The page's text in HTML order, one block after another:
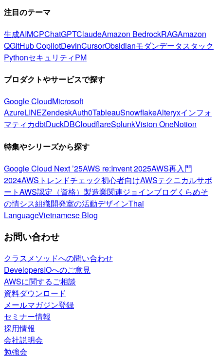
注目のテーマ
生成AIMCPChatGPTClaudeAmazon BedrockRAGAmazon
QGitHub CopilotDevinCursorObsidianモダンデータスタック
PythonセキュリティPM
プロダクトやサービスで探す
Google CloudMicrosoft
AzureLINEZendeskAuth0TableauSnowflakeAlteryxインフォ
マティカdbtDuckDBCloudflareSplunkVision OneNotion
特集やシリーズから探す
Google Cloud Next ’25AWS re:Invent 2025AWS再入門
2024AWSトレンドチェック初心者向けAWSテクニカルサポ
ートAWS認定（資格） 製造業関連ジョインブログくらめそ
の情シス組織開発室の活動デザインThai
LanguageVietnamese Blog
お問い合わせ
クラスメソッドへの問い合わせ
DevelopersIOへのご意見
AWSに関するご相談
資料ダウンロード
メールマガジン登録
セミナー情報
採用情報
会社説明会
勉強会